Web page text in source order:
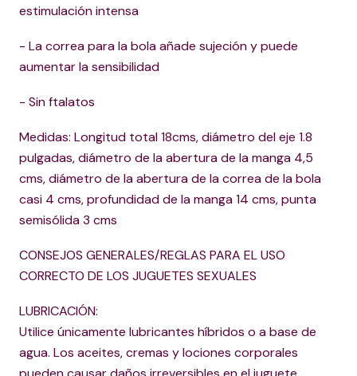
estimulación intensa
- La correa para la bola añade sujeción y puede
aumentar la sensibilidad
- Sin ftalatos
Medidas: Longitud total 18cms, diámetro del eje 1.8
pulgadas, diámetro de la abertura de la manga 4,5
cms, diámetro de la abertura de la correa de la bola
casi 4 cms, profundidad de la manga 14 cms, punta
semisólida 3 cms
CONSEJOS GENERALES/REGLAS PARA EL USO
CORRECTO DE LOS JUGUETES SEXUALES
LUBRICACIÓN:
Utilice únicamente lubricantes híbridos o a base de
agua. Los aceites, cremas y lociones corporales